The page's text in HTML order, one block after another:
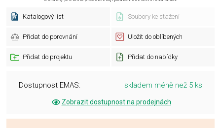
Katalogový list Soubory ke stažení
Přidat do porovnání Uložit do oblíbených
Přidat do projektu Přidat do nabídky
Dostupnost EMAS: skladem méně než 5 ks
Zobrazit dostupnost na prodejnách